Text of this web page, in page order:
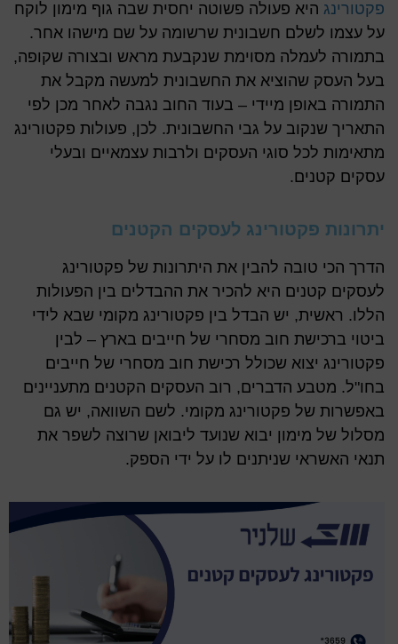
פקטורינג היא פעולה פשוטה יחסית שבה גוף מימון לוקח
על עצמו לשלם חשבונית שרשומה על שם מישהו אחר.
בתמורה לעמלה מסוימת שנקבעת מראש ובצורה שקופה,
בעל העסק שהוציא את החשבונית למעשה מקבל את
התמורה באופן מיידי – בעוד החוב נגבה לאחר מכן לפי
התאריך שנקוב על גבי החשבונית. לכן, פעולות פקטורינג
מתאימות לכל סוגי העסקים ולרבות עצמאיים ובעלי
עסקים קטנים.
יתרונות פקטורינג לעסקים הקטנים
הדרך הכי טובה להבין את היתרונות של פקטורינג
לעסקים קטנים היא להכיר את ההבדלים בין הפעולות
הללו. ראשית, יש הבדל בין פקטורינג מקומי שבא לידי
ביטוי ברכישת חוב מסחרי של חייבים בארץ – לבין
פקטורינג יצוא שכולל רכישת חוב מסחרי של חייבים
בחו"ל. מטבע הדברים, רוב העסקים הקטנים מתעניינים
באפשרות של פקטורינג מקומי. לשם השוואה, יש גם
מסלול של מימון יבוא שנועד ליבואן שרוצה לשפר את
תנאי האשראי שניתנים לו על ידי הספק.